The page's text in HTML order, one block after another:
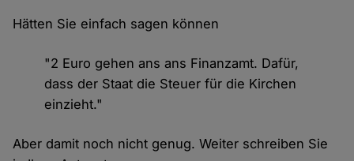
Hätten Sie einfach sagen können
"2 Euro gehen ans ans Finanzamt. Dafür,
dass der Staat die Steuer für die Kirchen
einzieht."
Aber damit noch nicht genug. Weiter schreiben Sie